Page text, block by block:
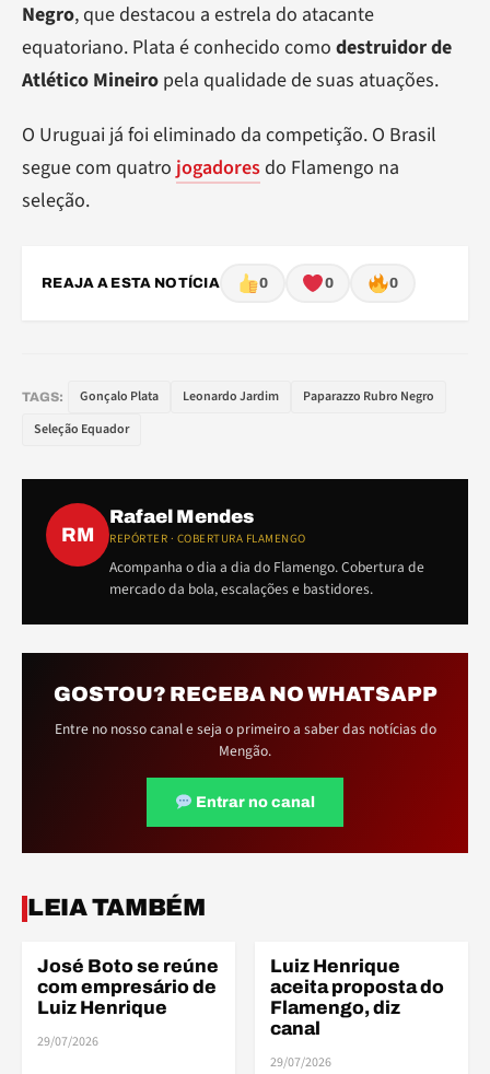
Negro, que destacou a estrela do atacante
equatoriano. Plata é conhecido como destruidor de
Atlético Mineiro pela qualidade de suas atuações.
O Uruguai já foi eliminado da competição. O Brasil
segue com quatro jogadores do Flamengo na
seleção.
REAJA A ESTA NOTÍCIA 0 0 0
TAGS: Gonçalo Plata Leonardo Jardim
Paparazzo Rubro Negro
Seleção Equador
RM
Rafael Mendes
REPÓRTER · COBERTURA FLAMENGO
Acompanha o dia a dia do Flamengo. Cobertura de
mercado da bola, escalações e bastidores.
GOSTOU? RECEBA NO WHATSAPP
Entre no nosso canal e seja o primeiro a saber das notícias do
Mengão.
Entrar no canal
LEIA TAMBÉM
ELE
ELENCO
José Boto se reúne
com empresário de
Luiz Henrique
29/07/2026
ELENCO
Luiz Henrique
aceita proposta do
Flamengo, diz
canal
29/07/2026